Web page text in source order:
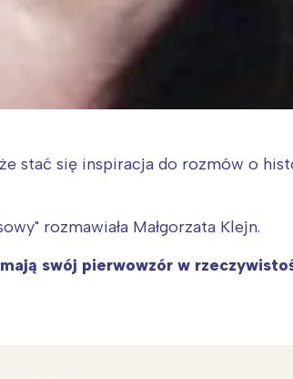
stać się inspiracja do rozmów o
rozmawiała Małgorzata Klejn.
swój pierwowzór w